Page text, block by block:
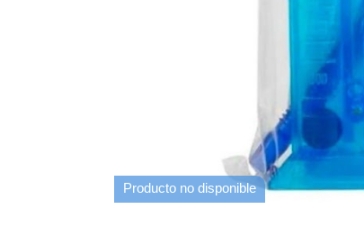
Producto no disponible